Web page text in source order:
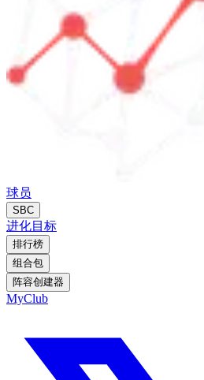
球员
SBC
进化目标
排行榜
组合包
阵容创建器
MyClub